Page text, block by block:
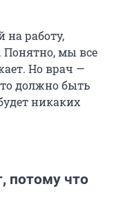
на работу,
Понятно, мы все
Но врач —
должно быть
никаких
потому что